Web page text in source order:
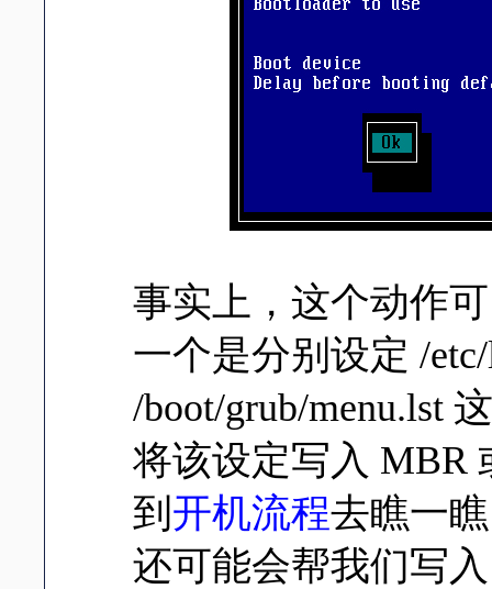
事实上，这个动作
一个是分别设定 /
/boot/grub/menu.lst
将该设定写入 MBR
到 开机流程去瞧一
还可能会帮我们写